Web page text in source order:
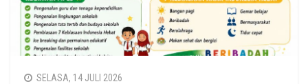
SELASA, 14 JULI 2026